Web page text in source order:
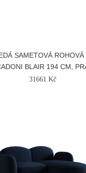
SAMETOVÁ ROHOVÁ
BLAIR 194 CM,
31661 Kč